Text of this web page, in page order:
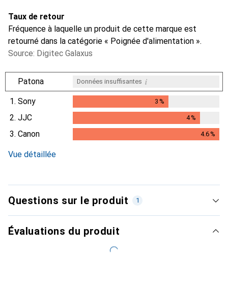
Taux de retour
Fréquence à laquelle un produit de cette marque est
retourné dans la catégorie « Poignée d'alimentation ».
Source: Digitec Galaxus
Patona Données insuffisantes i
1. Sony 3 %
2. JJC 4%
3. Canon 4.6%
Vue détaillée
Questions sur le produit 1
Évaluations du produit